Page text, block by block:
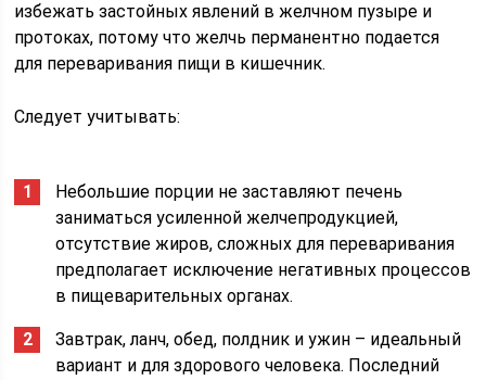
избежать застойных явлений в желчном пузыре и
протоках, потому что желчь перманентно подается
для переваривания пищи в кишечник.
Следует учитывать:
Небольшие порции не заставляют печень
заниматься усиленной желчепродукцией,
отсутствие жиров, сложных для переваривания
предполагает исключение негативных процессов
в пищеварительных органах.
Завтрак, ланч, обед, полдник и ужин – идеальный
вариант и для здорового человека. Последний